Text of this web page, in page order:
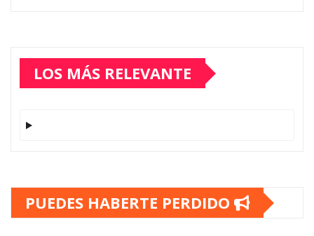
LOS MÁS RELEVANTE
PUEDES HABERTE PERDIDO